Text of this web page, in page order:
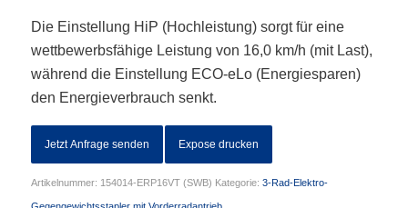
Die Einstellung HiP (Hochleistung) sorgt für eine
wettbewerbsfähige Leistung von 16,0 km/h (mit Last),
während die Einstellung ECO-eLo (Energiesparen)
den Energieverbrauch senkt.
Jetzt Anfrage senden Expose drucken
Artikelnummer: 154014-ERP16VT (SWB) Kategorie: 3-Rad-Elektro-